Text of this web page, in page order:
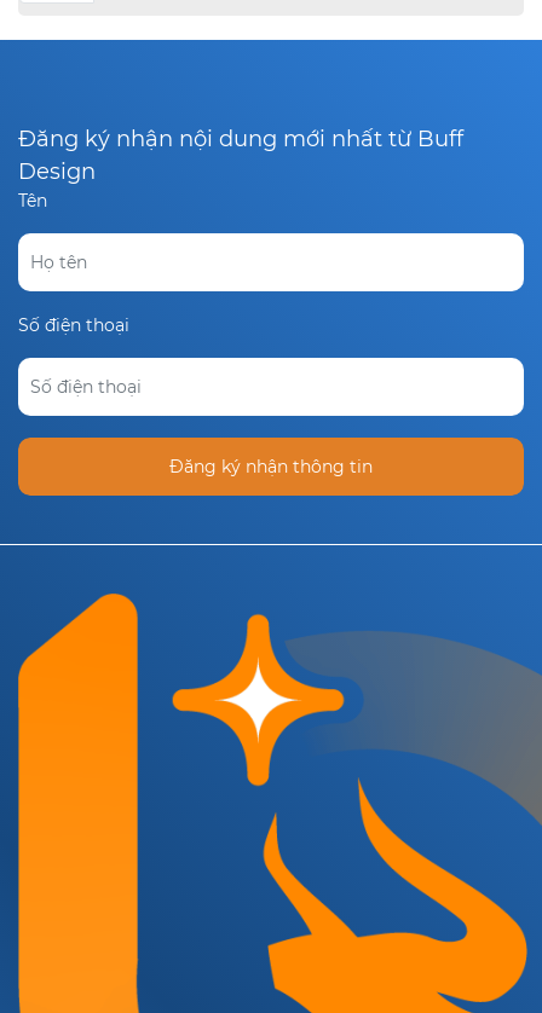
Đăng ký nhận nội dung mới nhất từ Buff
Design
Tên
Số điện thoại